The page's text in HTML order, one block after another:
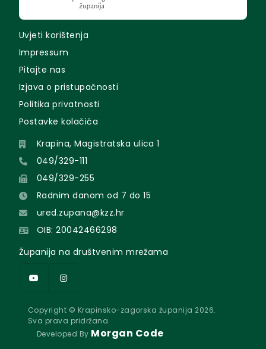
Uvjeti korištenja
Impressum
Pitajte nas
Izjava o pristupačnosti
Politika privatnosti
Postavke kolačića
Krapina, Magistratska ulica 1
049/329-111
049/329-255
Radnim danom od 7 do 15
ured.zupana@kzz.hr
OIB: 20042466298
Županija na društvenim mrežama
Copyright © Krapinsko-zagorska županija 2026.
Sva prava pridržana.
Developed By Morgan Code